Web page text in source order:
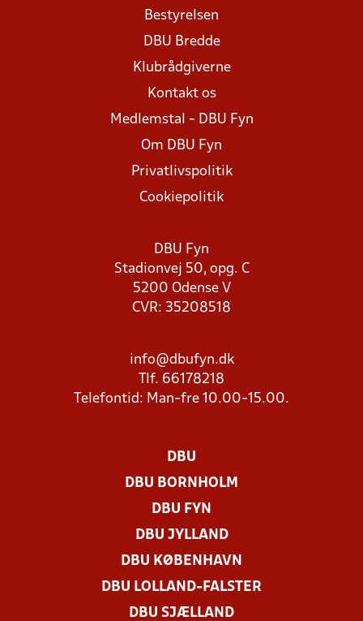
Bestyrelsen
DBU Bredde
Klubrådgiverne
Kontakt os
Medlemstal - DBU Fyn
Om DBU Fyn
Privatlivspolitik
Cookiepolitik
DBU Fyn
Stadionvej 50, opg. C
5200 Odense V
CVR: 35208518
info@dbufyn.dk
Tlf. 66178218
Telefontid: Man-fre 10.00-15.00.
DBU
DBU BORNHOLM
DBU FYN
DBU JYLLAND
DBU KØBENHAVN
DBU LOLLAND-FALSTER
DBU SJÆLLAND